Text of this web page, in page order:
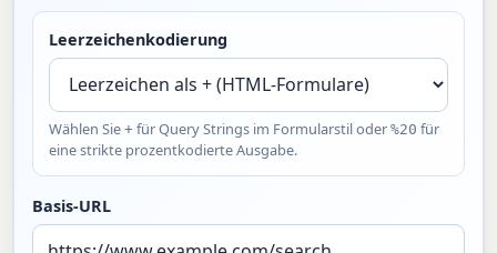
Leerzeichenkodierung
Wählen Sie +für Query Strings im Formularstil oder %20 für
eine strikte prozentkodierte Ausgabe.
Basis-URL